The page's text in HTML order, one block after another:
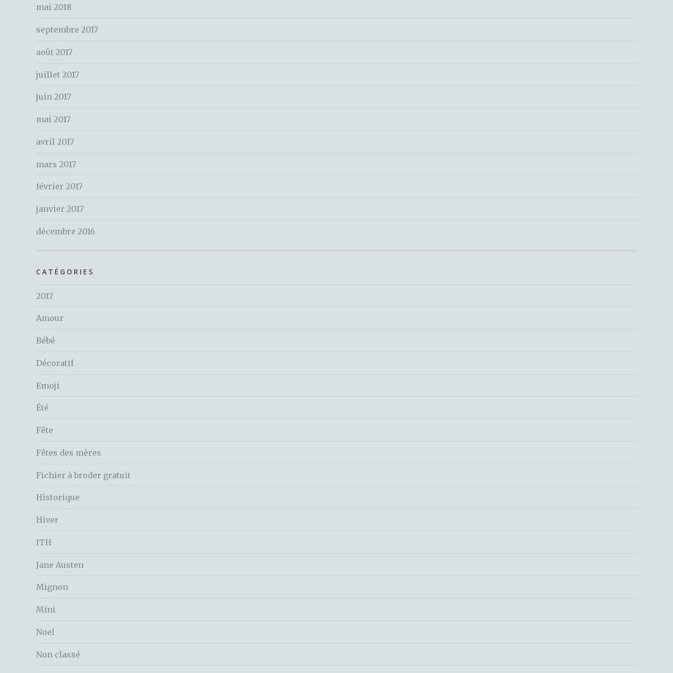
k
r
e
:
mai 2018
septembre 2017
août 2017
juillet 2017
juin 2017
mai 2017
avril 2017
mars 2017
février 2017
janvier 2017
décembre 2016
CATÉGORIES
2017
Amour
Bébé
Décoratif
Emoji
Été
Fête
Fêtes des mères
Fichier à broder gratuit
Historique
Hiver
ITH
Jane Austen
Mignon
Mini
Noel
Non classé